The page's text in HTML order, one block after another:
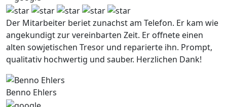
Der Mitarbeiter beriet zunachst am Telefon. Er kam wie
angekundigt zur vereinbarten Zeit. Er offnete einen
alten sowjetischen Tresor und reparierte ihn. Prompt,
qualitativ hochwertig und sauber. Herzlichen Dank!
Benno Ehlers